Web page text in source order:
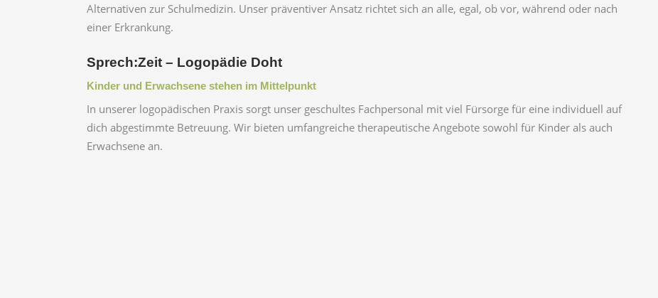
Alternativen zur Schulmedizin. Unser präventiver Ansatz richtet sich an alle, egal, ob vor, während oder nach
einer Erkrankung.
Sprech:Zeit – Logopädie Doht
Kinder und Erwachsene stehen im Mittelpunkt
In unserer logopädischen Praxis sorgt unser geschultes Fachpersonal mit viel Fürsorge für eine individuell auf
dich abgestimmte Betreuung. Wir bieten um­fang­reiche therapeutische Angebote sowohl für Kinder als auch
Erwachsene an.